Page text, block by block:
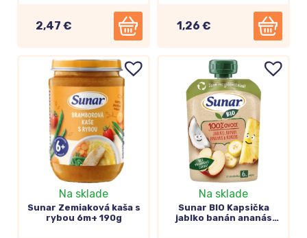
Medzi detské produkty tej najvyššej
kvality patria
2,47 € 1,26 €
Na sklade
Sunar Zemiaková kaša s
rybou 6m+ 190g
Na sklade
Sunar BIO Kapsička
jablko banán ananás